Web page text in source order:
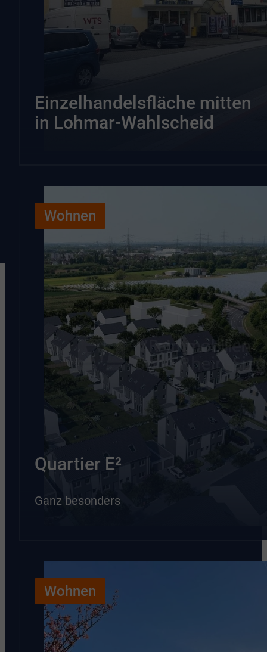
Einzelhandelsfläche mitten
in Lohmar-Wahlscheid
Wohnen
Quartier E²
Ganz besonders
Wohnen